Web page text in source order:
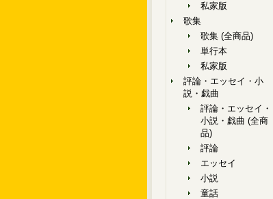
私家版
歌集
歌集 (全商品)
単行本
私家版
評論・エッセイ・小
説・戯曲
評論・エッセイ・
小説・戯曲 (全商
品)
評論
エッセイ
小説
童話